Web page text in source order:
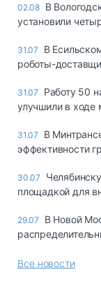
02.08 В
установили
31.07
В
роботы-
31.07
Работу 50
улучшили в ходе
31.07
В
эффективности
30.07
площадкой для
29.07
В Новой
Все новости